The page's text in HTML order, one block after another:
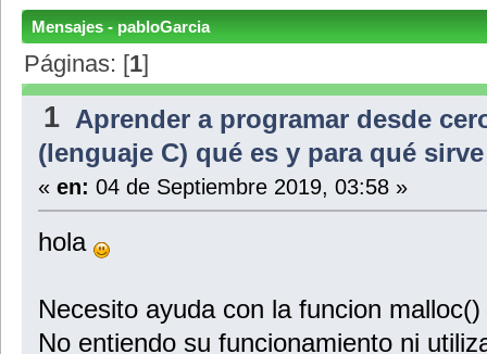
Mensajes - pabloGarcia
Páginas: [1]
1 Aprender a programar desde
(lenguaje C) qué es y para qué
« en: 04 de Septiembre 2019, 03:58 »
hola
Necesito ayuda con la funcion
No entiendo su funcionamiento ni